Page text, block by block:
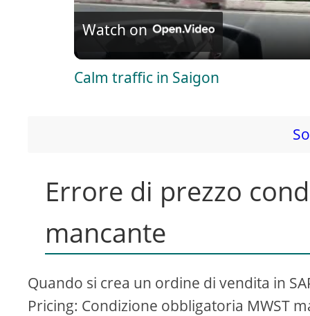
a
V
d
e
o
Watch on
Calm traffic in Saigon
Errore di prezzo
mancante
Quando si crea un ordine di vendita in
Pricing: Condizione obbligatoria MWST